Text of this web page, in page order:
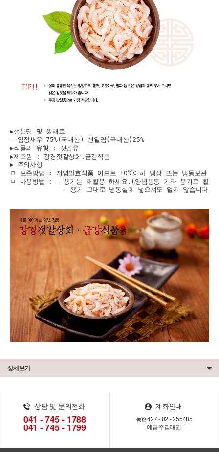
▶성분명 및 원재료
- 염장새우 75%(국내산) 천일염(국내산)25%
▶식품의 유형 : 젓갈류
▶제조원 : 강경젓갈상회.금강식품
▶ 주의사항
ㅁ 보존방법 : 저염발효식품 이므로 10℃이하 냉장 또는 냉동보관
ㅁ 사용방법 : - 용기는 재활용 하세요.(양념통등 기타 용기로 활
              - 용기 그대로 냉동실에 넣으셔도 얼지 않습니다.
상세보기
상담 및 문의전화
041 - 745 - 1788
041 - 745 - 1799
계좌안내
농협427 - 02 - 255485
예금주김대권